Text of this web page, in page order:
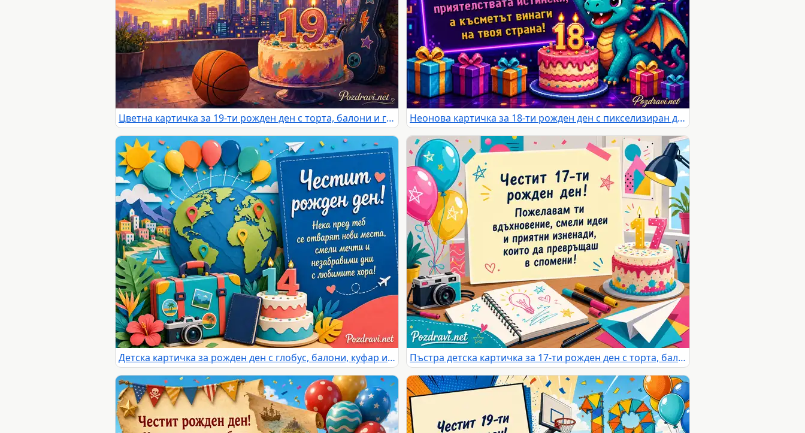
Цветна картичка за 19-ти рожден ден с торта, балони и градски залез Неонова картичка за 18-ти рожден ден с пикселизиран дракон
Детска картичка за рожден ден с глобус, балони, куфар и торта 14 Пъстра детска картичка за 17-ти рожден ден с торта, балони и творчески мотиви